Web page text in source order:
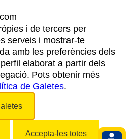
AVÍS LEGAL
DE PRIVACITAT
COOKIES
i de tercers per
serveis i mostrar-te
amb les preferències dels
elaborat a partir dels
Pots obtenir més
de Galetes.
Accepta-les totes